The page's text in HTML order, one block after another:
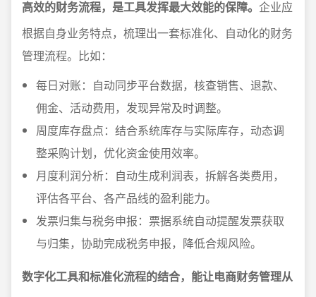
高效的财务流程，是工具发挥最大效能的保障。 企业应
根据自身业务特点，梳理出一套标准化、自动化的财务
管理流程。比如：
每日对账：自动同步平台数据，核查销售、退款、
佣金、活动费用，发现异常及时调整。
周度库存盘点：结合系统库存与实际库存，动态调
整采购计划，优化资金使用效率。
月度利润分析：自动生成利润表，拆解各类费用，
评估各平台、各产品线的盈利能力。
发票归集与税务申报：票据系统自动提醒发票获取
与归集，协助完成税务申报，降低合规风险。
数字化工具和标准化流程的结合，能让电商财务管理从